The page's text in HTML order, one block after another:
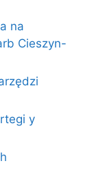
na
Cieszyn-
y